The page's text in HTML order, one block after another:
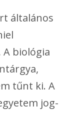
általános
biológia
tűnt ki. A
jog-